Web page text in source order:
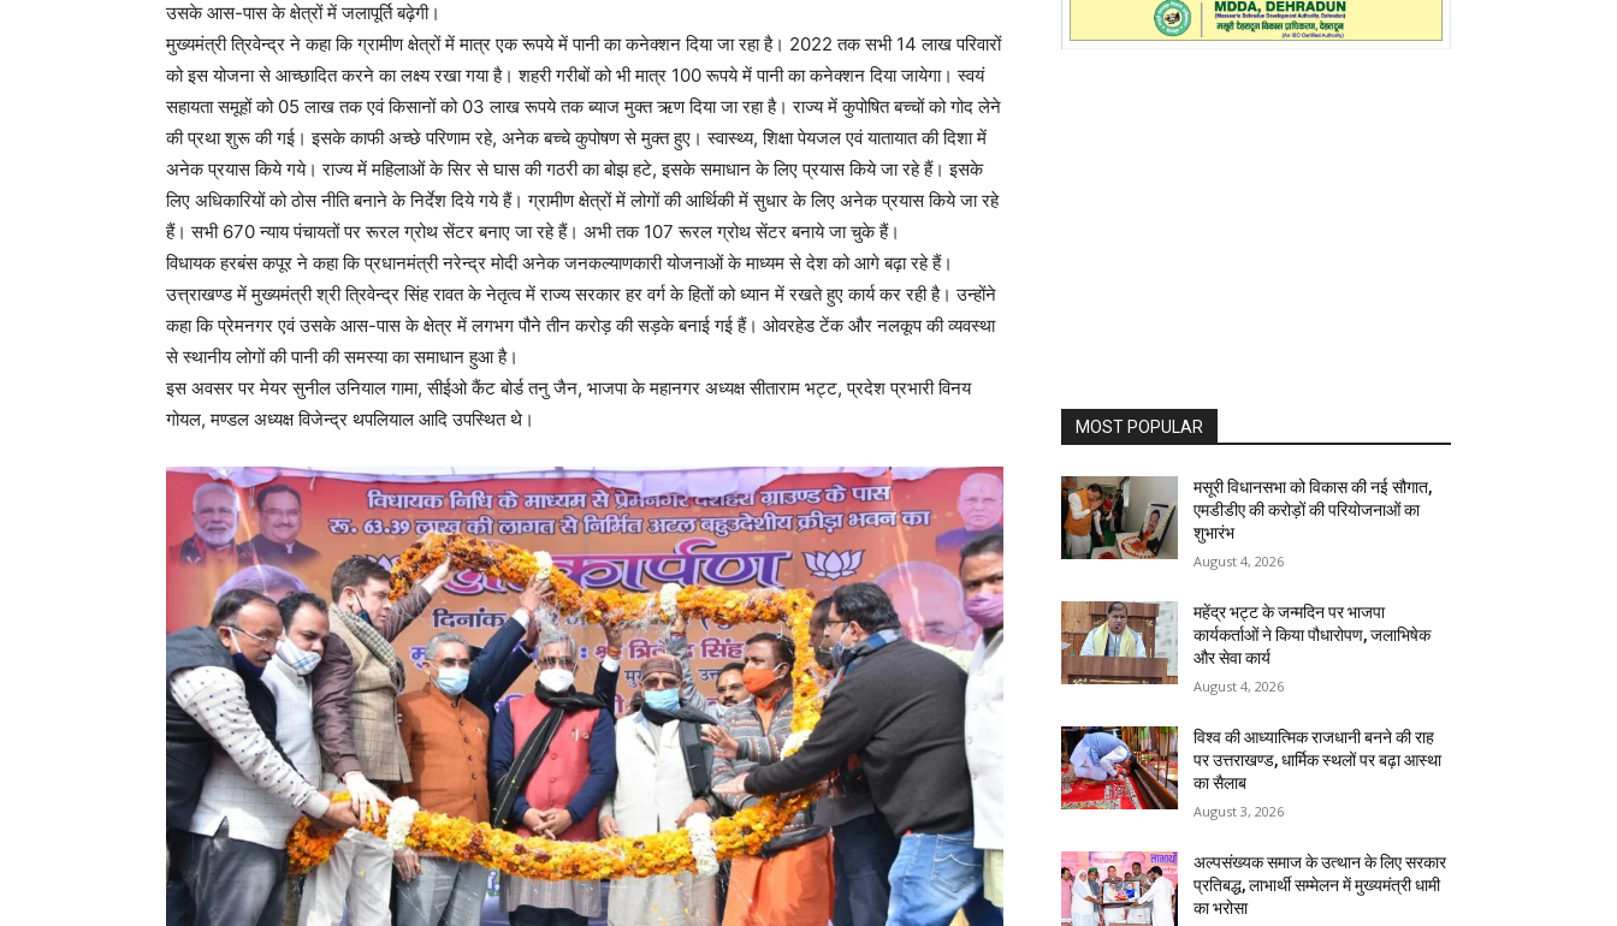
उसके आस-पास के क्षेत्रों में जलापूर्ति बढ़ेगी।
मुख्यमंत्री त्रिवेन्द्र ने कहा कि ग्रामीण क्षेत्रों में मात्र एक रूपये में पानी का कनेक्शन दिया जा रहा है। 2022 तक सभी 14 लाख परिवारों
को इस योजना से आच्छादित करने का लक्ष्य रखा गया है। शहरी गरीबों को भी मात्र 100 रूपये में पानी का कनेक्शन दिया जायेगा। स्वयं
सहायता समूहों को 05 लाख तक एवं किसानों को 03 लाख रूपये तक ब्याज मुक्त ऋण दिया जा रहा है। राज्य में कुपोषित बच्चों को गोद लेने
की प्रथा शुरू की गई। इसके काफी अच्छे परिणाम रहे, अनेक बच्चे कुपोषण से मुक्त हुए। स्वास्थ्य, शिक्षा पेयजल एवं यातायात की दिशा में
अनेक प्रयास किये गये। राज्य में महिलाओं के सिर से घास की गठरी का बोझ हटे, इसके समाधान के लिए प्रयास किये जा रहे हैं। इसके
लिए अधिकारियों को ठोस नीति बनाने के निर्देश दिये गये हैं। ग्रामीण क्षेत्रों में लोगों की आर्थिकी में सुधार के लिए अनेक प्रयास किये जा रहे
हैं। सभी 670 न्याय पंचायतों पर रूरल ग्रोथ सेंटर बनाए जा रहे हैं। अभी तक 107 रूरल ग्रोथ सेंटर बनाये जा चुके हैं।
विधायक हरबंस कपूर ने कहा कि प्रधानमंत्री नरेन्द्र मोदी अनेक जनकल्याणकारी योजनाओं के माध्यम से देश को आगे बढ़ा रहे हैं।
उत्त्राखण्ड में मुख्यमंत्री श्री त्रिवेन्द्र सिंह रावत के नेतृत्व में राज्य सरकार हर वर्ग के हितों को ध्यान में रखते हुए कार्य कर रही है। उन्होंने
कहा कि प्रेमनगर एवं उसके आस-पास के क्षेत्र में लगभग पौने तीन करोड़ की सड़के बनाई गई हैं। ओवरहेड टेंक और नलकूप की व्यवस्था
से स्थानीय लोगों की पानी की समस्या का समाधान हुआ है।
इस अवसर पर मेयर सुनील उनियाल गामा, सीईओ कैंट बोर्ड तनु जैन, भाजपा के महानगर अध्यक्ष सीताराम भट्ट, प्रदेश प्रभारी विनय
गोयल, मण्डल अध्यक्ष विजेन्द्र थपलियाल आदि उपस्थित थे।
MOST POPULAR
मसूरी विधानसभा को विकास की नई सौगात,
एमडीडीए की करोड़ों की परियोजनाओं का
शुभारंभ
August 4, 2026
महेंद्र भट्ट के जन्मदिन पर भाजपा
कार्यकर्ताओं ने किया पौधारोपण, जलाभिषेक
और सेवा कार्य
August 4, 2026
विश्व की आध्यात्मिक राजधानी बनने की राह
पर उत्तराखण्ड, धार्मिक स्थलों पर बढ़ा आस्था
का सैलाब
August 3, 2026
अल्पसंख्यक समाज के उत्थान के लिए सरकार
प्रतिबद्ध, लाभार्थी सम्मेलन में मुख्यमंत्री धामी
का भरोसा